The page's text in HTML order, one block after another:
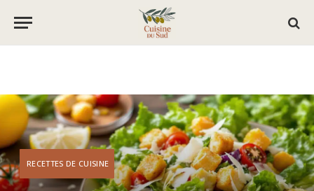
RECETTES DE CUISINE